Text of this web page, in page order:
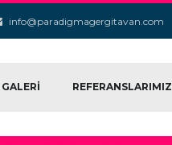
info@paradigmagergitavan.com
GALERİ REFERANSLARIMIZ